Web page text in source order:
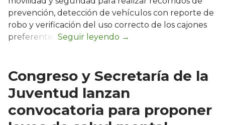
prevención, detección de vehículos con reporte de
robo y verificación del uso correcto de los cajones
preferentes.
Congreso y Secretaría de la
Juventud lanzan
convocatoria para proponer